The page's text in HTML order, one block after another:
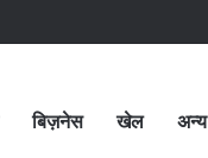
बिज़नेस खेल अन्य